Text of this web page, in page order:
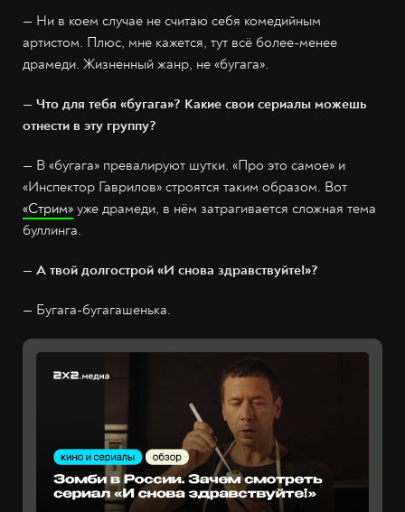
— Ни в коем случае не считаю себя комедийным
артистом. Плюс, мне кажется, тут всё более-менее
драмеди. Жизненный жанр, не «бугага».
— Что для тебя «бугага»? Какие свои сериалы можешь
отнести в эту группу?
— В «бугага» превалируют шутки. «Про это самое» и
«Инспектор Гаврилов» строятся таким образом. Вот
«Стрим» уже драмеди, в нём затрагивается сложная тема
буллинга.
— А твой долгострой «И снова здравствуйте!»?
— Бугага-бугагашенька.